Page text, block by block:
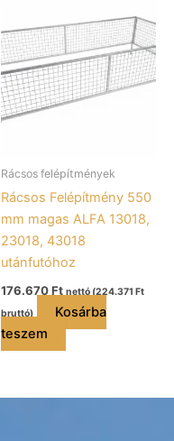
Rácsos felépítmények
Rácsos Felépítmény 550
mm magas ALFA 13018,
23018, 43018
utánfutóhoz
176.670Ft nettó (224.371 Ft
bruttó)
Kosárba
teszem